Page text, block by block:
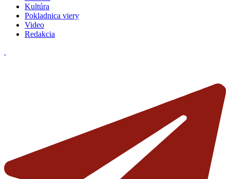
Kultúra
Pokladnica viery
Video
Redakcia